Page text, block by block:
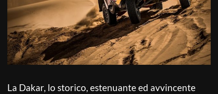
La Dakar, lo storico, estenuante ed avvincente